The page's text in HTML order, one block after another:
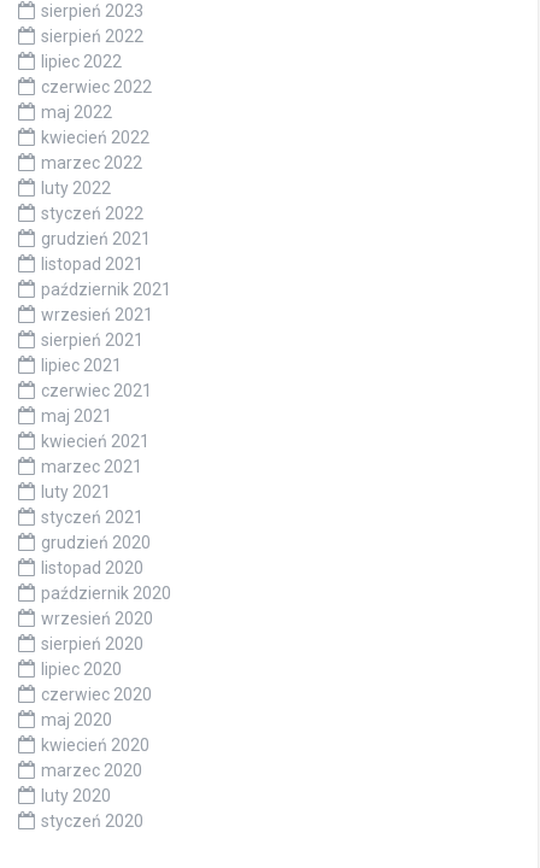
sierpień 2023
sierpień 2022
lipiec 2022
czerwiec 2022
maj 2022
kwiecień 2022
marzec 2022
luty 2022
styczeń 2022
grudzień 2021
listopad 2021
październik 2021
wrzesień 2021
sierpień 2021
lipiec 2021
czerwiec 2021
maj 2021
kwiecień 2021
marzec 2021
luty 2021
styczeń 2021
grudzień 2020
listopad 2020
październik 2020
wrzesień 2020
sierpień 2020
lipiec 2020
czerwiec 2020
maj 2020
kwiecień 2020
marzec 2020
luty 2020
styczeń 2020